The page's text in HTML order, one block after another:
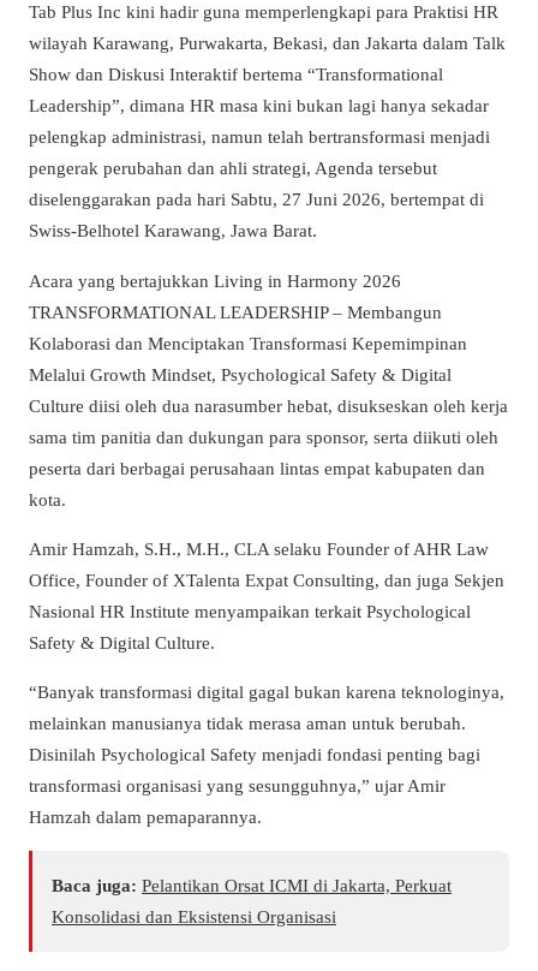
Tab Plus Inc kini hadir guna memperlengkapi para Praktisi HR
wilayah Karawang, Purwakarta, Bekasi, dan Jakarta dalam Talk
Show dan Diskusi Interaktif bertema “Transformational
Leadership”, dimana HR masa kini bukan lagi hanya sekadar
pelengkap administrasi, namun telah bertransformasi menjadi
pengerak perubahan dan ahli strategi, Agenda tersebut
diselenggarakan pada hari Sabtu, 27 Juni 2026, bertempat di
Swiss-Belhotel Karawang, Jawa Barat.
Acara yang bertajukkan Living in Harmony 2026
TRANSFORMATIONAL LEADERSHIP – Membangun
Kolaborasi dan Menciptakan Transformasi Kepemimpinan
Melalui Growth Mindset, Psychological Safety & Digital
Culture diisi oleh dua narasumber hebat, disukseskan oleh kerja
sama tim panitia dan dukungan para sponsor, serta diikuti oleh
peserta dari berbagai perusahaan lintas empat kabupaten dan
kota.
Amir Hamzah, S.H., M.H., CLA selaku Founder of AHR Law
Office, Founder of XTalenta Expat Consulting, dan juga Sekjen
Nasional HR Institute menyampaikan terkait Psychological
Safety & Digital Culture.
“Banyak transformasi digital gagal bukan karena teknologinya,
melainkan manusianya tidak merasa aman untuk berubah.
Disinilah Psychological Safety menjadi fondasi penting bagi
transformasi organisasi yang sesungguhnya,” ujar Amir
Hamzah dalam pemaparannya.
Baca juga: Pelantikan Orsat ICMI di Jakarta, Perkuat
Konsolidasi dan Eksistensi Organisasi